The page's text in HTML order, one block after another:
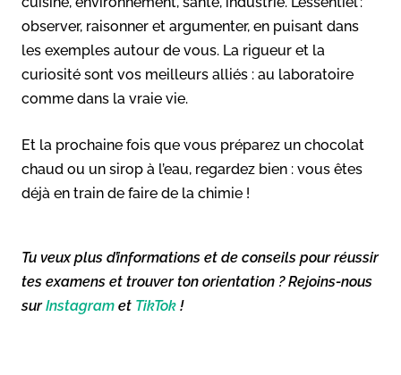
observer, raisonner et argumenter, en puisant dans
les exemples autour de vous. La rigueur et la
curiosité sont vos meilleurs alliés : au laboratoire
comme dans la vraie vie.
Et la prochaine fois que vous préparez un chocolat
chaud ou un sirop à l’eau, regardez bien : vous êtes
déjà en train de faire de la chimie !
Tu veux plus d’informations et de conseils pour réussir
tes examens et trouver ton orientation ? Rejoins-nous
surInstagram et TikTok !